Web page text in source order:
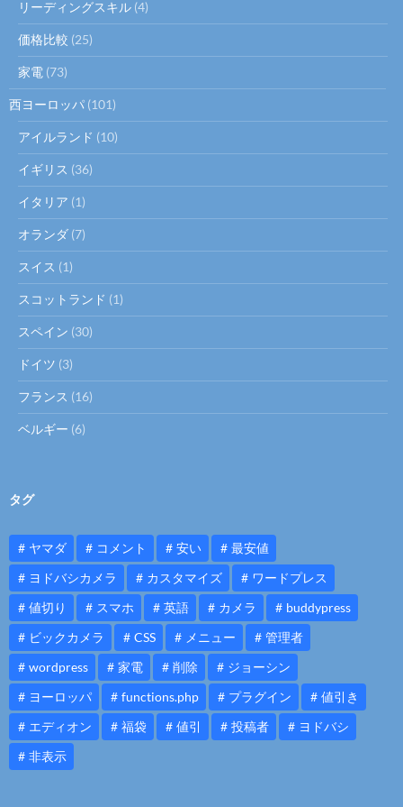
リーディングスキル (4)
価格比較 (25)
家電 (73)
西ヨーロッパ (101)
アイルランド (10)
イギリス (36)
イタリア (1)
オランダ (7)
スイス (1)
スコットランド (1)
スペイン (30)
ドイツ (3)
フランス (16)
ベルギー (6)
タグ
ヤマダ コメント 安い
最安値
ヨドバシカメラ
カスタマイズ
ワードプレス
値切り
スマホ 英語 カメラ
buddypress
ビックカメラ
CSS メニュー
管理者
wordpress
家電 削除
ジョーシン
ヨーロッパ
functions.php プラグイン
値引き
エディオン
福袋 値引 投稿者
ヨドバシ
非表示